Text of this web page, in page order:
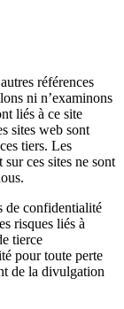
références
ni n’examinons
liés à ce site
sites web sont
tiers. Les
ces sites ne sont
de confidentialité
risques liés à
tierce
pour toute perte
de la divulgation